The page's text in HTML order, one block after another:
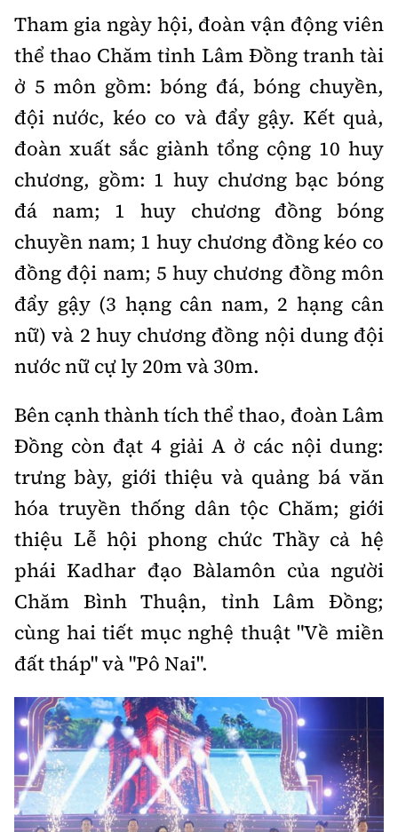
Ẩm thực
Camera giao thông
Câu chuyện giao thông
Giải trí - Thể thao
Cơ quan chủ quản: Bộ Xây dựng
Giấy phép số: 03/GP-BVHTTDL, cấp ngày 1/4/2025.
Tòa soạn: Số 2 Nguyễn Công Hoan, phường Giảng Võ,
Hà Nội.
Tổng biên tập:Nguyễn Thị Hồng Nga
Phó Tổng biên tập:
Nguyễn Sơn Tùng,
Nguyễn Đức Thắng, La Đức Hùng
Hotline:
0901 514 799
Quảng cáo và Phát hành:
0915 057 282
Email:bandoc@baoxaydung.vn
Cấm sao chép dưới mọi hình thức nếu không có sự
Thông tin tòa
Tham gia ngày hội, đoàn vận động viên
thể thao Chăm tỉnh Lâm Đồng tranh tài
ở 5 môn gồm: bóng đá, bóng chuyền,
đội nước, kéo co và đẩy gậy. Kết quả,
đoàn xuất sắc giành tổng cộng 10 huy
chương, gồm: 1 huy chương bạc bóng
đá nam; 1 huy chương đồng bóng
chuyền nam; 1 huy chương đồng kéo co
đồng đội nam; 5 huy chương đồng môn
đẩy gậy (3 hạng cân nam, 2 hạng cân
nữ) và 2 huy chương đồng nội dung đội
nước nữ cự ly 20m và 30m.
Bên cạnh thành tích thể thao, đoàn Lâm
Đồng còn đạt 4 giải A ở các nội dung:
trưng bày, giới thiệu và quảng bá văn
hóa truyền thống dân tộc Chăm; giới
thiệu Lễ hội phong chức Thầy cả hệ
phái Kadhar đạo Bàlamôn của người
Chăm Bình Thuận, tỉnh Lâm Đồng;
cùng hai tiết mục nghệ thuật "Về miền
đất tháp" và "Pô Nai".